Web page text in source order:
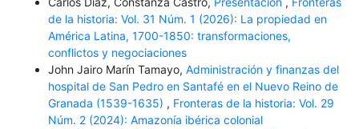
de la historia: Vol. 31 Núm. 1 (2026): La propiedad en
América Latina, 1700-1850: transformaciones,
conflictos y negociaciones
John Jairo Marín Tamayo, Administración y finanzas del
hospital de San Pedro en Santafé en el Nuevo Reino de
Granada (1539-1635) , Fronteras de la historia: Vol. 29
Núm. 2 (2024): Amazonía ibérica colonial